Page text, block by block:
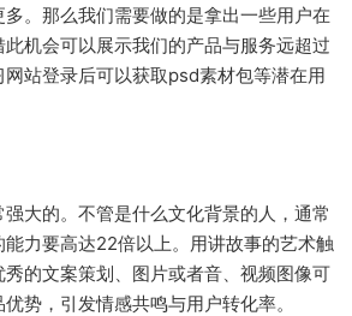
。那么我们需要做的是拿出一些用户在
机会可以展示我们的产品与服务远超过
站登录后可以获取psd素材包等潜在用
的。不管是什么文化背景的人，通常
力要高达22倍以上。用讲故事的艺术触
的文案策划、图片或者音、视频图像可
势，引发情感共鸣与用户转化率。